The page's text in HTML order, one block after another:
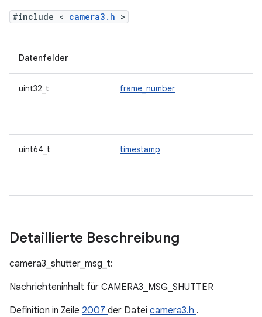
#include < camera3.h >
Datenfelder
uint32_t frame_number
uint64_t timestamp
Detaillierte Beschreibung
camera3_shutter_msg_t:
Nachrichteninhalt für CAMERA3_MSG_SHUTTER
Definition in Zeile 2007 der Datei camera3.h .